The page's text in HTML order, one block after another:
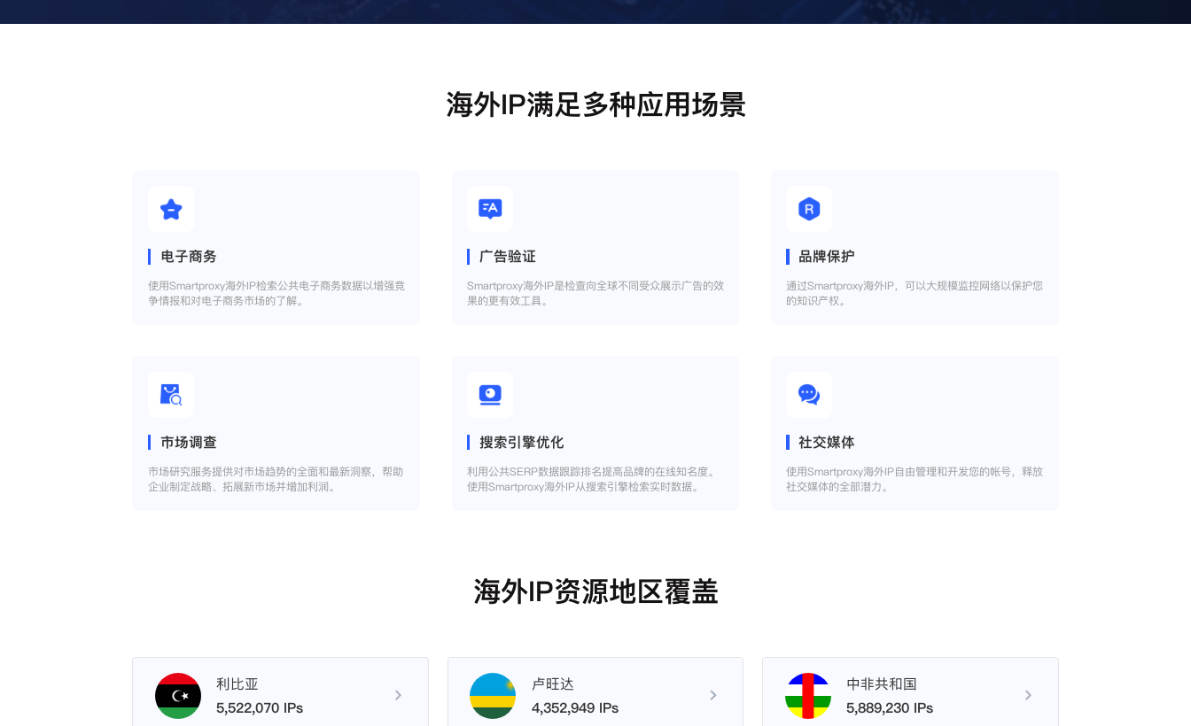
海外IP满足多种应用场景
电子商务
使用Smartproxy海外IP检索公共电子商务数据以增强竞
争情报和对电子商务市场的了解。
广告验证
Smartproxy海外IP是检查向全球不同受众展示广告的效
果的更有效工具。
品牌保护
通过Smartproxy海外IP，可以大规模监控网络以保护您
的知识产权。
市场调查
市场研究服务提供对市场趋势的全面和最新洞察，帮助
企业制定战略、拓展新市场并增加利润。
搜索引擎优化
利用公共SERP数据跟踪排名提高品牌的在线知名度。
使用Smartproxy海外IP从搜索引擎检索实时数据。
社交媒体
使用Smartproxy海外IP自由管理和开发您的帐号，释放
社交媒体的全部潜力。
海外IP资源地区覆盖
利比亚
5,522,070 IPs
卢旺达
4,352,949 IPs
中非共和国
5,889,230 IPs